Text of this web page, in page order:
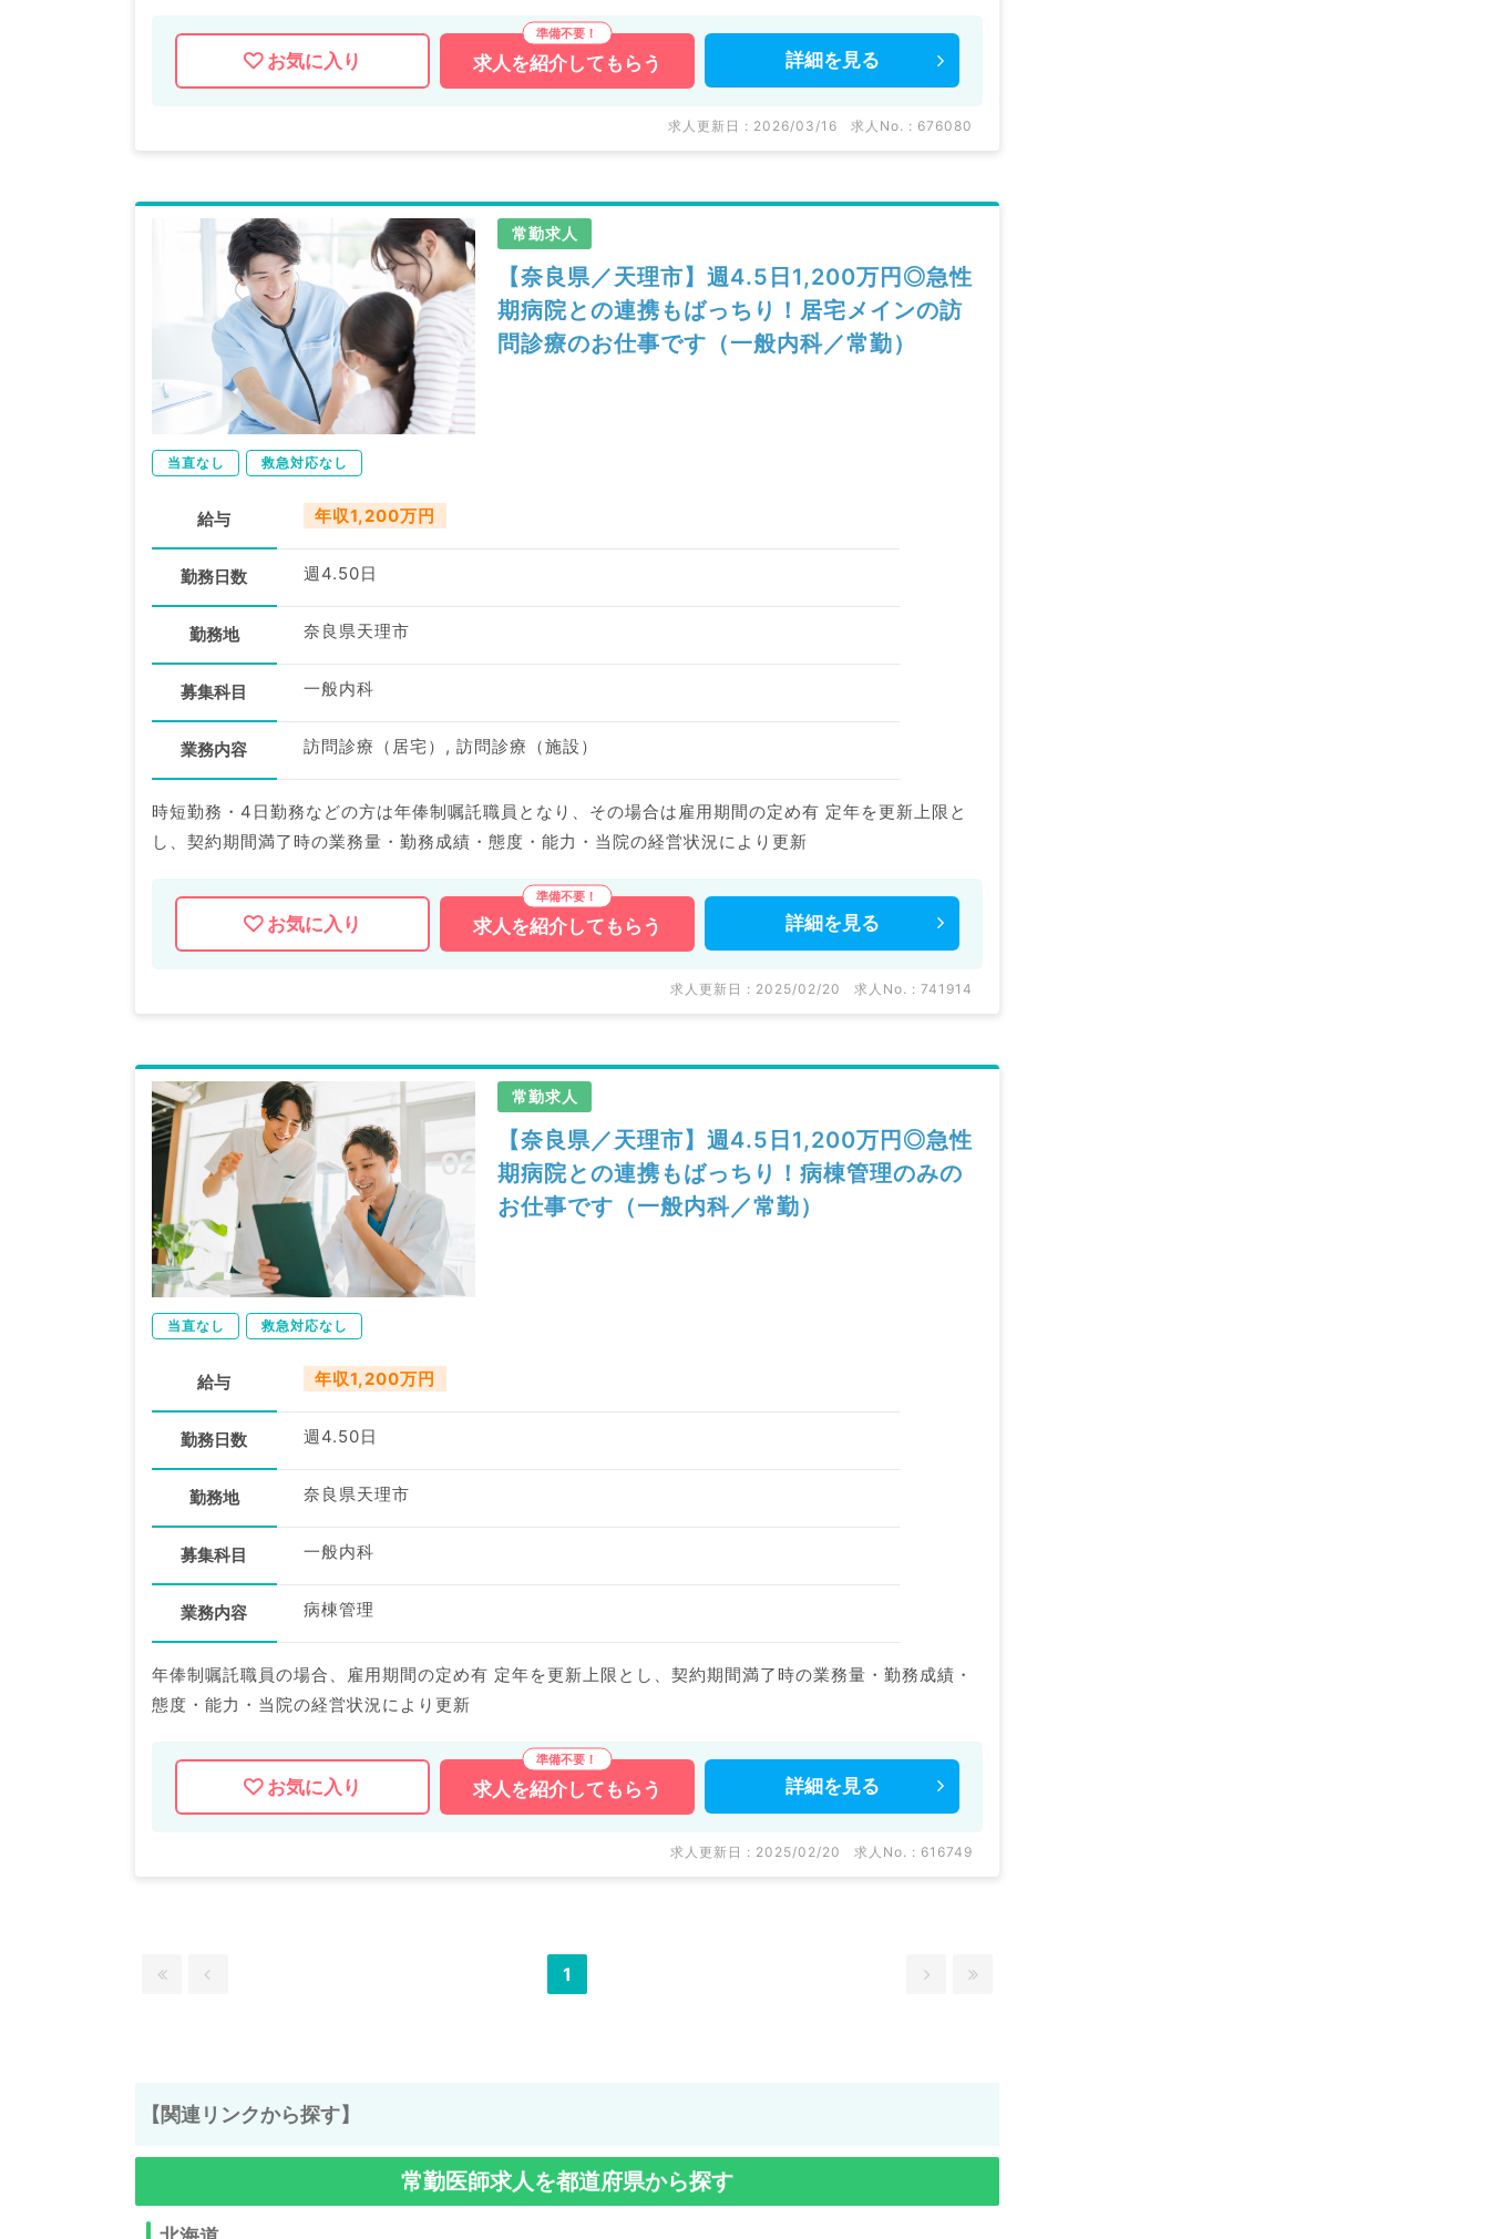
お気に入り 求人を紹介してもらう 詳細を 見る
求人更新日 : 2026/03/16 求人No. : 676080
常勤求人
【奈良県／天理市】週4.5日1,200万円◎急性
期病院との連携もばっちり！居宅メインの訪
問診療のお仕事です（一般内科／常勤）
当直なし 救急対応なし
給与 年収1,200万円
勤務日数 週4.50日
勤務地 奈良県天理市
募集科目 一般内科
業務内容 訪問診療（居宅）, 訪問診療（施設）
時短勤務・4日勤務などの方は年俸制嘱託職員となり、その場合は雇用期間の定め有 定年を更新上限と
し、契約期間満了時の業務量・勤務成績・態度・能力・当院の経営状況により更新
お気に入り 求人を紹介してもらう 詳細を 見る
求人更新日 : 2025/02/20 求人No. : 741914
常勤求人
【奈良県／天理市】週4.5日1,200万円◎急性
期病院との連携もばっちり！病棟管理のみの
お仕事です（一般内科／常勤）
当直なし 救急対応なし
給与 年収1,200万円
勤務日数 週4.50日
勤務地 奈良県天理市
募集科目 一般内科
業務内容 病棟管理
年俸制嘱託職員の場合、雇用期間の定め有 定年を更新上限とし、契約期間満了時の業務量・勤務成績・
態度・能力・当院の経営状況により更新
お気に入り 求人を紹介してもらう 詳細を 見る
求人更新日 : 2025/02/20 求人No. : 616749
1
【関連リンクから探す】
常勤医師求人を都道府県から探す